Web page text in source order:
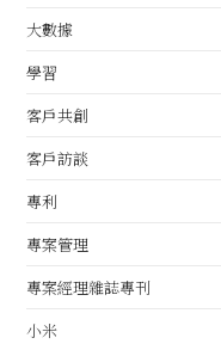
大數據
學習
客戶共創
客戶訪談
專利
專案管理
專案經理雜誌專刊
小米